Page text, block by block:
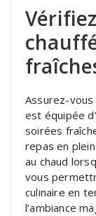
Assurez-
est équipée
soirées
repas en
au chaud
vous
culinaire en
l’ambiance